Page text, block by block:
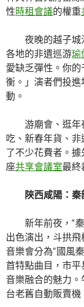
性時租會議的權重
夜晚的越子
各地的非遺巡游瑜
愛缺乏彈性。你
衡。」演者們投
動。
游廟會、逛
吃、新春年貨、
了不少花費者。
座共享會議室最終
陜西咸陽：
新年前夜，“
出色演出，斗拱
音樂會分為“國風
首特點曲目，市
音樂融合的魅力
台老舊自動販賣機